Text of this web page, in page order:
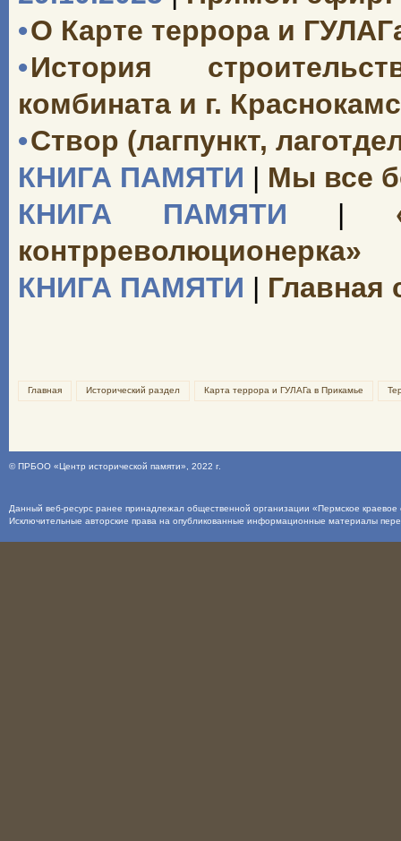
•О Карте террора и
•История
комбината и г.
•Створ (лагпункт,
КНИГА ПАМЯТИ | Мы все
КНИГА ПАМЯТИ
|
контрреволюционерка»
КНИГА ПАМЯТИ | Главная
Главная Исторический раздел Карта террора и ГУЛАГа в Прикамье
©ПРБОО «Центр исторической памяти» , 2022 г.
Данный веб-ресурс ранее принадлежал общественной организации «Пермское
Исключительные авторские права на опубликованные информационные материалы